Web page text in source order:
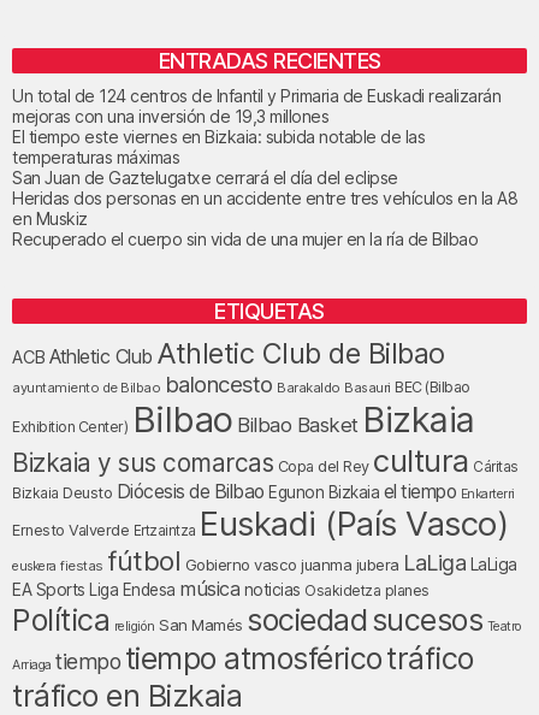
ENTRADAS RECIENTES
Un total de 124 centros de Infantil y Primaria de Euskadi realizarán
mejoras con una inversión de 19,3 millones
El tiempo este viernes en Bizkaia: subida notable de las
temperaturas máximas
San Juan de Gaztelugatxe cerrará el día del eclipse
Heridas dos personas en un accidente entre tres vehículos en la A8
en Muskiz
Recuperado el cuerpo sin vida de una mujer en la ría de Bilbao
ETIQUETAS
ACB Athletic Club Athletic Club de Bilbao
ayuntamiento de Bilbao baloncesto Barakaldo Basauri BEC (Bilbao
Exhibition Center) Bilbao Bilbao Basket Bizkaia
Bizkaia y sus comarcas Copa del Rey cultura Cáritas
Bizkaia Deusto Diócesis de Bilbao Egunon Bizkaia el tiempo Enkarterri
Ernesto Valverde Ertzaintza Euskadi (País Vasco)
euskera fiestas fútbol Gobierno vasco juanma jubera LaLiga LaLiga
EA Sports Liga Endesa música noticias Osakidetza planes
Política religión San Mamés sociedad sucesos Teatro
Arriaga tiempo tiempo atmosféricotráfico
tráfico en Bizkaia